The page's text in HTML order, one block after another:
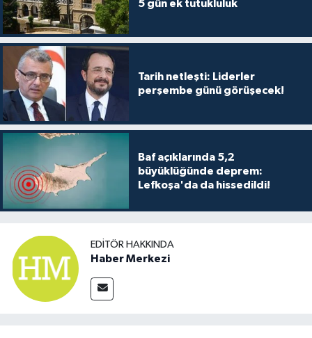
5 gün ek tutukluluk
Tarih netleşti: Liderler
perşembe günü görüşecek!
Baf açıklarında 5,2
büyüklüğünde deprem:
Lefkoşa'da da hissedildi!
EDITÖR HAKKINDA
Haber Merkezi